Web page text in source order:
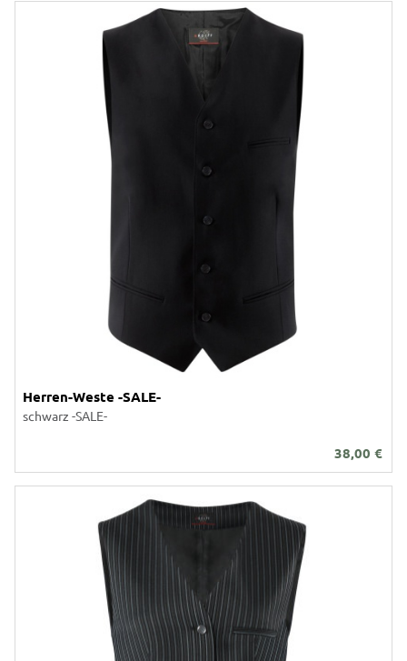
Herren-Weste -SALE-
schwarz -SALE-
38,00 €